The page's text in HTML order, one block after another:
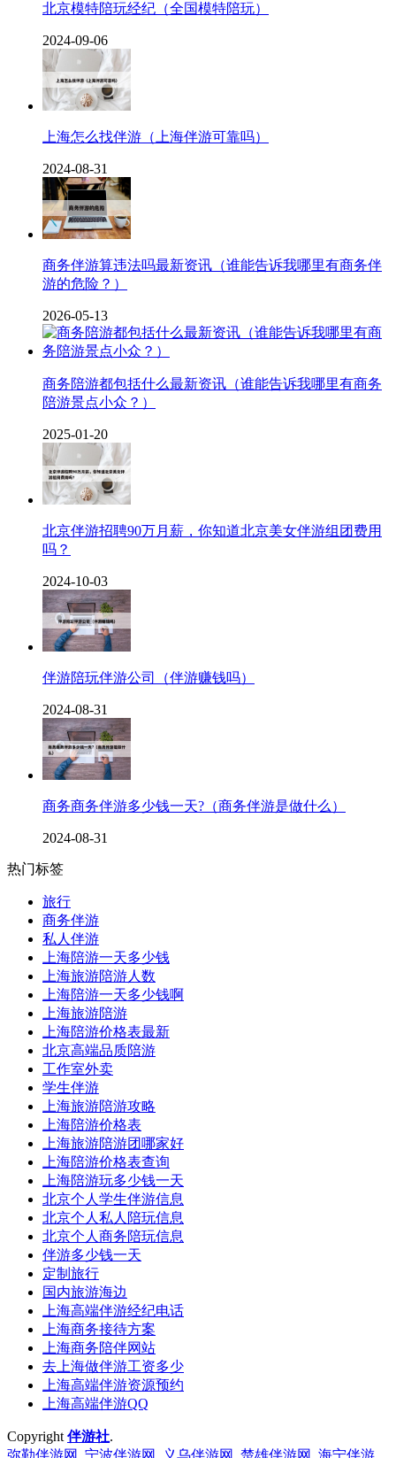
北京模特陪玩经纪（全国模特陪玩）
2024-09-06
上海怎么找伴游（上海伴游可靠吗）
2024-08-31
商务伴游算违法吗最新资讯（谁能告诉我哪里有商务伴
游的危险？）
2026-05-13
商务陪游都包括什么最新资讯（谁能告诉我哪里有商务
陪游景点小众？）
2025-01-20
北京伴游招聘90万月薪，你知道北京美女伴游组团费用
吗？
2024-10-03
伴游陪玩伴游公司（伴游赚钱吗）
2024-08-31
商务商务伴游多少钱一天?（商务伴游是做什么）
2024-08-31
热门标签
旅行
商务伴游
私人伴游
上海陪游一天多少钱
上海旅游陪游人数
上海陪游一天多少钱啊
上海旅游陪游
上海陪游价格表最新
北京高端品质陪游
工作室外卖
学生伴游
上海旅游陪游攻略
上海陪游价格表
上海旅游陪游团哪家好
上海陪游价格表查询
上海陪游玩多少钱一天
北京个人学生伴游信息
北京个人私人陪玩信息
北京个人商务陪玩信息
伴游多少钱一天
定制旅行
国内旅游海边
上海高端伴游经纪电话
上海商务接待方案
上海商务陪伴网站
去上海做伴游工资多少
上海高端伴游资源预约
上海高端伴游QQ
Copyright 伴游社.
弥勒伴游网
宁波伴游网 义乌伴游网 楚雄伴游网 海宁伴游